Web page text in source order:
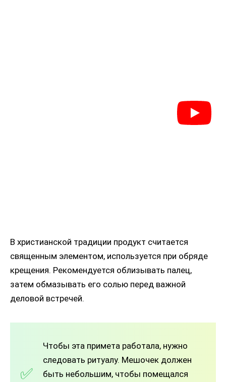
В христианской традиции продукт считается
священным элементом, используется при обряде
крещения. Рекомендуется облизывать палец,
затем обмазывать его солью перед важной
деловой встречей.
Чтобы эта примета работала, нужно
следовать ритуалу. Мешочек должен
быть небольшим, чтобы помещался